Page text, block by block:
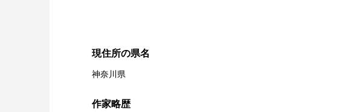
現住所の県名
神奈川県
作家略歴